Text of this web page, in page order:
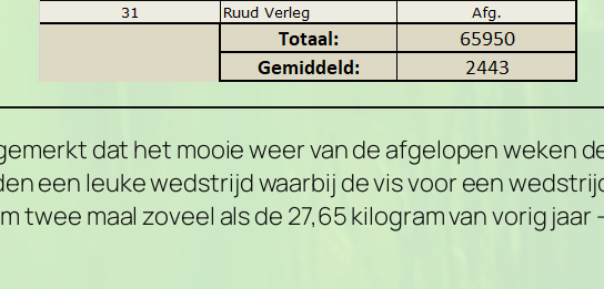
dat het mooie weer van de afgelopen weken
een leuke wedstrijd waarbij de vis voor een
twee maal zoveel als de 27,65 kilogram van vorig